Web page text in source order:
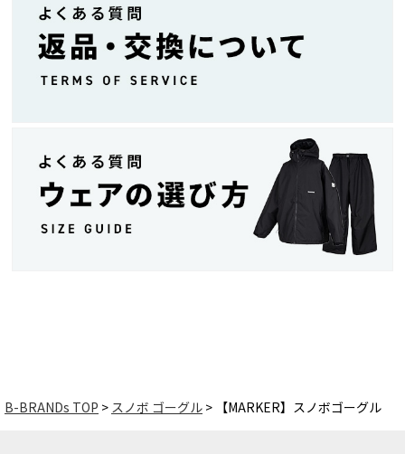
B-BRANDs TOP スノボ ゴーグル 【MARKER】スノボゴーグル